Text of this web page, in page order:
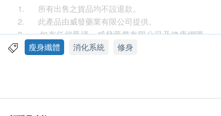
加速燃燒脂肪
服用方法
每日3次，每餐前15-30分鐘各2粒
1. 所有出售之貨品均不設退款。
2. 此產品由威發藥業有限公司提供。
3. 如有任何爭議，威發藥業有限公司及健康網購
health.ESDlife保留最終決議權。
瘦身纖體 消化系統 修身